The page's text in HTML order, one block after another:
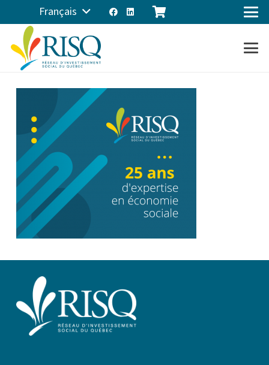
Français